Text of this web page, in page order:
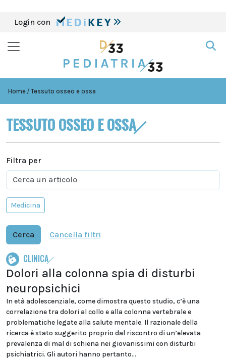
Login con
Home Tessuto osseo e ossa
TESSUTO OSSEO E OSSA
Filtra per
Medicina
Cerca Cancella filtri
CLINICA
Dolori alla colonna spia di disturbi
neuropsichici
In età adolescenziale, come dimostra questo studio, c’è una
correlazione tra dolori al collo e alla colonna vertebrale e
problematiche legate alla salute mentale. Il razionale della
ricerca è stato suggerito proprio dal riscontro di un’elevata
prevalenza di mal di schiena nei giovanissimi con disturbi
psichiatrici. Gli autori hanno pertanto...